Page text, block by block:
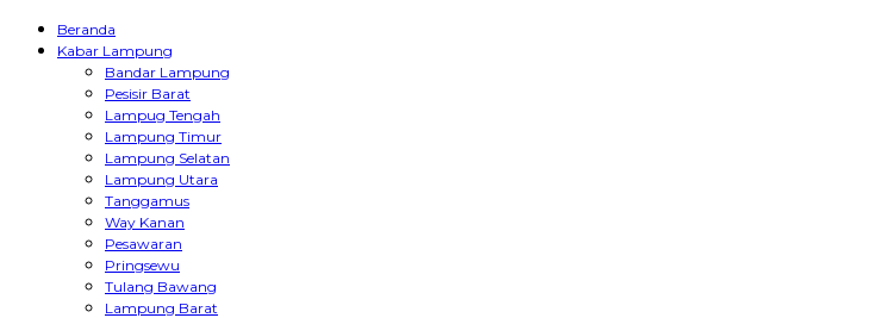
Beranda
Kabar Lampung
Bandar Lampung
Pesisir Barat
Lampug Tengah
Lampung Timur
Lampung Selatan
Lampung Utara
Tanggamus
Way Kanan
Pesawaran
Pringsewu
Tulang Bawang
Lampung Barat